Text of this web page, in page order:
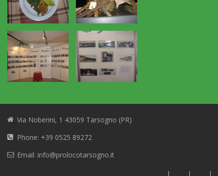
Via Noberini, 1 43059 Tarsogno (PR)
Phone: +39 0525 89272
Email: info@prolocotarsogno.it